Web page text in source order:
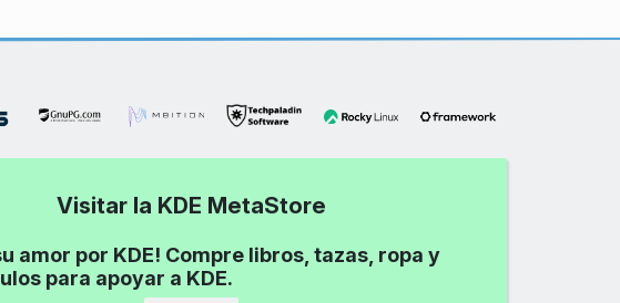
Visitar la KDE MetaStore
amor por KDE! Compre libros, tazas, ropa y
para apoyar a KDE.